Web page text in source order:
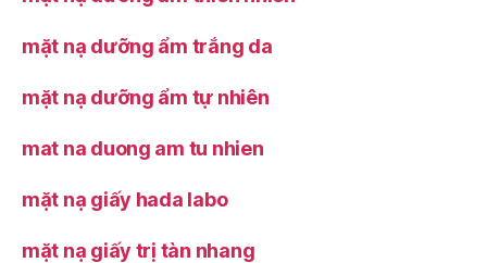
mặt nạ dưỡng ẩm trắng da
mặt nạ dưỡng ẩm tự nhiên
mat na duong am tu nhien
mặt nạ giấy hada labo
mặt nạ giấy trị tàn nhang